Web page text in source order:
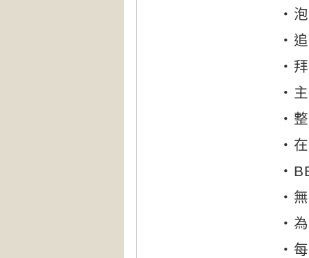
‧
‧
‧
‧
‧
‧
‧
‧
‧
‧